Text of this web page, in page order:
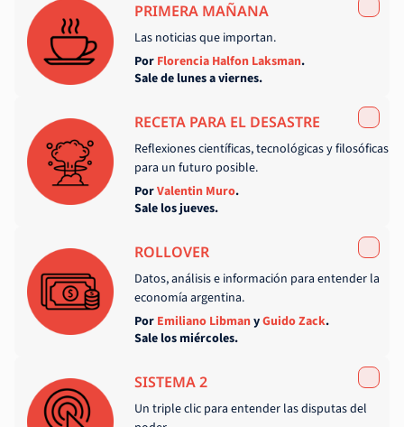
PRIMERA MAÑANA
Las noticias que importan.
Por Florencia Halfon Laksman.
Sale de lunes a viernes.
RECETA PARA EL DESASTRE
Reflexiones científicas, tecnológicas y filosóficas
para un futuro posible.
PorValentin Muro.
Sale los jueves.
ROLLOVER
Datos, análisis e información para entender la
economía argentina.
Por Emiliano LibmanyGuido Zack.
Sale los miércoles.
SISTEMA 2
Un triple clic para entender las disputas del